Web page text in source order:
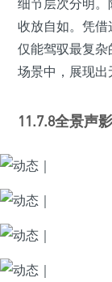
细节层次分明。
收放自如。凭借
仅能驾驭最复
场景中，展现出
11.7.8全景声